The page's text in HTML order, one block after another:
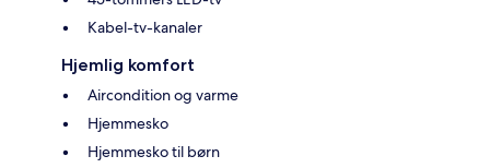
Kabel-tv-kanaler
Hjemlig komfort
Aircondition og varme
Hjemmesko
Hjemmesko til børn